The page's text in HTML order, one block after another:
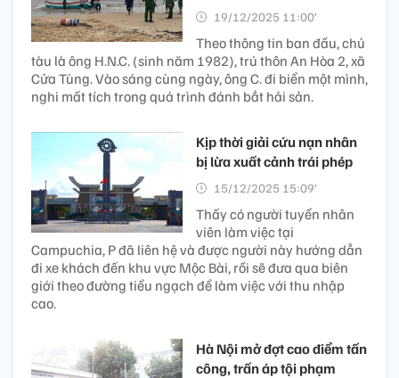
19/12/2025 11:00’
Theo thông tin ban đầu, chủ
tàu là ông H.N.C. (sinh năm 1982), trú thôn An Hòa 2, xã
Cửa Tùng. Vào sáng cùng ngày, ông C. đi biển một mình,
nghi mất tích trong quá trình đánh bắt hải sản.
Kịp thời giải cứu nạn nhân
bị lừa xuất cảnh trái phép
15/12/2025 15:09’
Thấy có người tuyển nhân
viên làm việc tại
Campuchia, P đã liên hệ và được người này hướng dẫn
đi xe khách đến khu vực Mộc Bài, rồi sẽ đưa qua biên
giới theo đường tiểu ngạch để làm việc với thu nhập
cao.
Hà Nội mở đợt cao điểm tấn
công, trấn áp tội phạm